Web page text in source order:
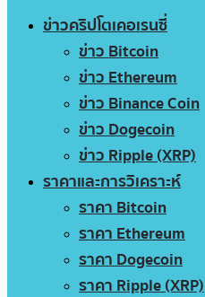
ข่าวคริปโตเคอเรนซี่
ข่าว Bitcoin
ข่าว Ethereum
ข่าว Binance Coin
ข่าว Dogecoin
ข่าว Ripple (XRP)
ราคาและการวิเคราะห์
ราคา Bitcoin
ราคา Ethereum
ราคา Dogecoin
ราคา Ripple (XRP)